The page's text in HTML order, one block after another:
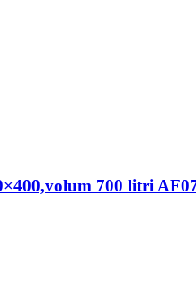
700 litri